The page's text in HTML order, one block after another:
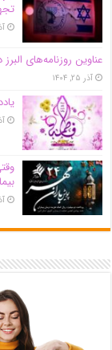
عناوین روزنامه‌های البرز در ‌18 آذرماه/صدرنشینی در ارائه خدمات
آذر ۲۵, ۱۴۰۴
آذر
آذر